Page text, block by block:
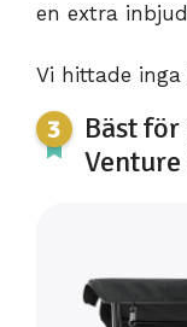
en extra
Vi hittade
Bäst